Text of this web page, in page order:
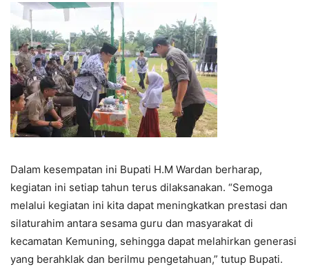
Dalam kesempatan ini Bupati H.M Wardan berharap,
kegiatan ini setiap tahun terus dilaksanakan. “Semoga
melalui kegiatan ini kita dapat meningkatkan prestasi dan
silaturahim antara sesama guru dan masyarakat di
kecamatan Kemuning, sehingga dapat melahirkan generasi
yang berahklak dan berilmu pengetahuan,” tutup Bupati.